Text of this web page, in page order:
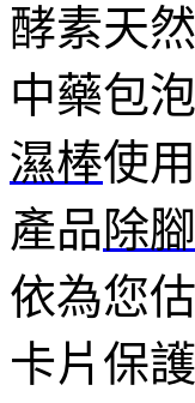
酵素天
中藥包
濕棒使
產品除
依為您
卡片保